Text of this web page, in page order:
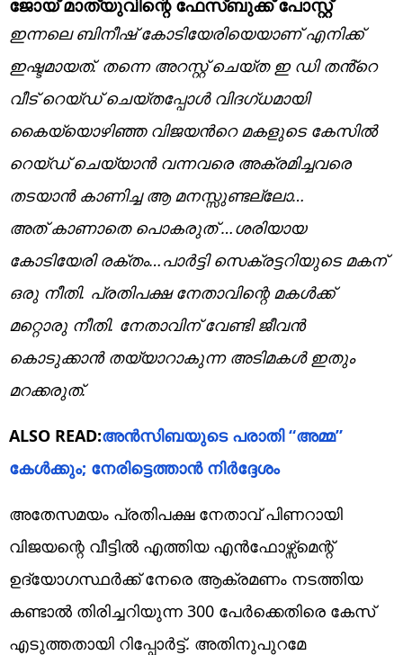
ജോയ് മാത്യുവിന്റെ ഫേസ്ബുക്ക് പോസ്റ്റ്
ഇന്നലെ ബിനീഷ് കോടിയേരിയെയാണ് എനിക്ക്
ഇഷ്ടമായത്. തന്നെ അറസ്റ്റ് ചെയ്ത ഇ ഡി തൻ്റെ
വീട് റെയ്ഡ് ചെയ്തപ്പോൾ വിദഗ്ധമായി
കൈയ്യൊഴിഞ്ഞ വിജയൻറെ മകളുടെ കേസിൽ
റെയ്ഡ് ചെയ്യാൻ വന്നവരെ അക്രമിച്ചവരെ
തടയാൻ കാണിച്ച ആ മനസ്സുണ്ടല്ലോ…
അത് കാണാതെ പൊകരുത് …ശരിയായ
കോടിയേരി രക്തം…പാർട്ടി സെക്രട്ടറിയുടെ മകന്
ഒരു നീതി. പ്രതിപക്ഷ നേതാവിന്റെ മകൾക്ക്
മറ്റൊരു നീതി. നേതാവിന് വേണ്ടി ജീവൻ
കൊടുക്കാൻ തയ്യാറാകുന്ന അടിമകൾ ഇതും
മറക്കരുത്.
ALSO READ:അൻസിബയുടെ പരാതി “അമ്മ”
കേൾക്കും; നേരിട്ടെത്താൻ നിർദ്ദേശം
അതേസമയം പ്രതിപക്ഷ നേതാവ് പിണറായി
വിജയന്റെ വീട്ടിൽ എത്തിയ എൻഫോഴ്സ്മെന്റ്
ഉദ്യോഗസ്ഥർക്ക് നേരെ ആക്രമണം നടത്തിയ
കണ്ടാൽ തിരിച്ചറിയുന്ന 300 പേർക്കെതിരെ കേസ്
എടുത്തതായി റിപ്പോർട്ട്. അതിനുപുറമേ